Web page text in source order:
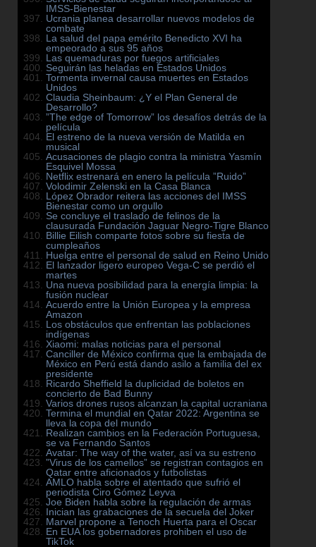
IMSS-Bienestar
Ucrania planea desarrollar nuevos modelos de
combate
La salud del papa emérito Benedicto XVI ha
empeorado a sus 95 años
Las quemaduras por fuegos artificiales
Seguirán las heladas en Estados Unidos
Tormenta invernal causa muertes en Estados
Unidos
Claudia Sheinbaum: ¿Y el Plan General de
Desarrollo?
”The edge of Tomorrow” los desafíos detrás de la
película
El estreno de la nueva versión de Matilda en
musical
Acusaciones de plagio contra la ministra Yasmín
Esquivel Mossa
Netflix estrenará en enero la película ”Ruido”
Volodimir Zelenski en la Casa Blanca
López Obrador reitera las acciones del IMSS
Bienestar como un orgullo
Se concluye el traslado de felinos de la
clausurada Fundación Jaguar Negro-Tigre Blanco
Billie Eilish comparte fotos sobre su fiesta de
cumpleaños
Huelga entre el personal de salud en Reino Unido
El lanzador ligero europeo Vega-C se perdió el
martes
Una nueva posibilidad para la energía limpia: la
fusión nuclear
Acuerdo entre la Unión Europea y la empresa
Amazon
Los obstáculos que enfrentan las poblaciones
indígenas
Xiaomi: malas noticias para el personal
Canciller de México confirma que la embajada de
México en Perú está dando asilo a familia del ex
presidente
Ricardo Sheffield la duplicidad de boletos en
concierto de Bad Bunny
Varios drones rusos alcanzan la capital ucraniana
Termina el mundial en Qatar 2022: Argentina se
lleva la copa del mundo
Realizan cambios en la Federación Portuguesa,
se va Fernando Santos
Avatar: The way of the water, así va su estreno
”Virus de los camellos” se registran contagios en
Qatar entre aficionados y futbolistas
AMLO habla sobre el atentado que sufrió el
periodista Ciro Gómez Leyva
Joe Biden habla sobre la regulación de armas
Inician las grabaciones de la secuela del Joker
Marvel propone a Tenoch Huerta para el Oscar
En EUA los gobernadores prohiben el uso de
TikTok